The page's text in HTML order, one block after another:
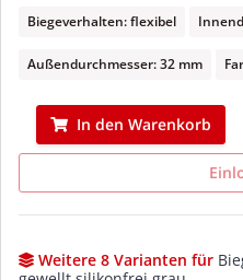
Biegeverhalten: flexibel
Außendurchmesser: 32 mm
In den Warenkorb
Weitere 8 Varianten für